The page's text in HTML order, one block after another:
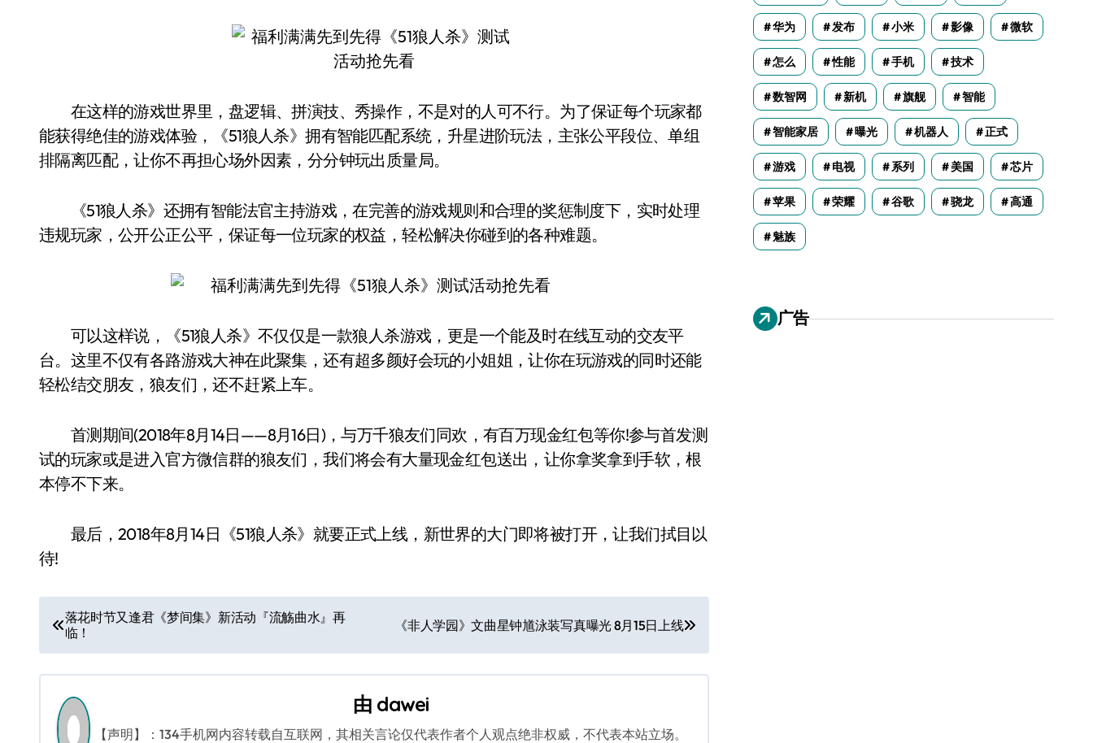
在这样的游戏世界里，盘逻辑、拼演技、秀操作，不是对的人可不行。为了保证每个玩家都
能获得绝佳的游戏体验，《51狼人杀》拥有智能匹配系统，升星进阶玩法，主张公平段位、单组
排隔离匹配，让你不再担心场外因素，分分钟玩出质量局。
《51狼人杀》还拥有智能法官主持游戏，在完善的游戏规则和合理的奖惩制度下，实时处理
违规玩家，公开公正公平，保证每一位玩家的权益，轻松解决你碰到的各种难题。
可以这样说，《51狼人杀》不仅仅是一款狼人杀游戏，更是一个能及时在线互动的交友平
台。这里不仅有各路游戏大神在此聚集，还有超多颜好会玩的小姐姐，让你在玩游戏的同时还能
轻松结交朋友，狼友们，还不赶紧上车。
首测期间(2018年8月14日——8月16日)，与万千狼友们同欢，有百万现金红包等你!参与首发测
试的玩家或是进入官方微信群的狼友们，我们将会有大量现金红包送出，让你拿奖拿到手软，根
本停不下来。
最后，2018年8月14日《51狼人杀》就要正式上线，新世界的大门即将被打开，让我们拭目以
待!
文
章
导
航
落花时节又逢君《梦间集》新活动『流觞曲水』再
临！
《非人学园》文曲星钟馗泳装写真曝光 8月15日上线
由 dawei
【声明】：134手机网内容转载自互联网，其相关言论仅代表作者个人观点绝非权威，不代表本站立场。
华为 发布 小米 影像 微软
怎么 性能 手机 技术
数智网 新机 旗舰 智能
智能家居 曝光 机器人 正式
游戏 电视 系列 美国 芯片
苹果 荣耀 谷歌 骁龙 高通
魅族
广告